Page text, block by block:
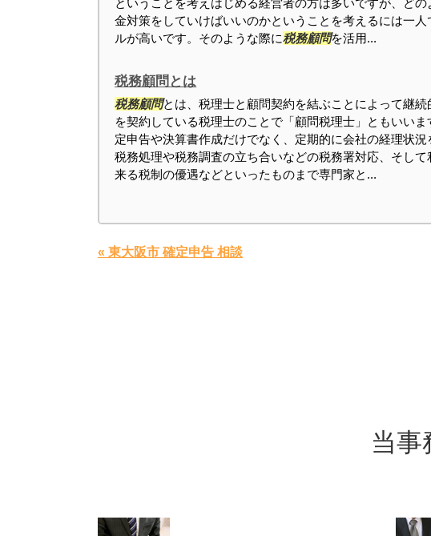
ということを考えはじめる経営者の方は多いですが、ど
金対策をしていけばいいのかということを考えるには一人
ルが高いです。そのような際に税務顧問を活用...
税務顧問とは
税務顧問とは、税理士と顧問契約を結ぶことによって継続
を契約している税理士のことで「顧問税理士」ともいいま
定申告や決算書作成だけでなく、定期的に会社の経理状
税務処理や税務調査の立ち合いなどの税務署対応、そして
来る税制の優遇などといったものまで専門家と...
« 東大阪市 確定申告 相談
当事